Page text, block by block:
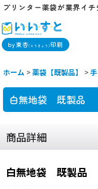
プリンター薬袋が業界イチ
by東杏(とうきょう) 印刷
ホーム >薬袋【既製品】 >
白無地袋 既製品
商品詳細
白無地袋 既製品